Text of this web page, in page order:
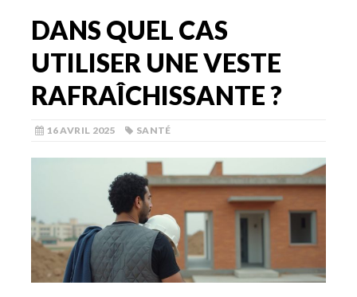
DANS QUEL CAS
UTILISER UNE VESTE
RAFRAÎCHISSANTE ?
16 AVRIL 2025 SANTÉ